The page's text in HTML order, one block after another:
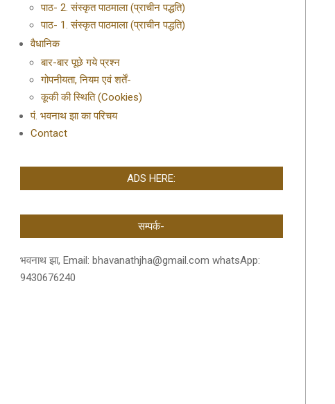
पाठ- 2. संस्कृत पाठमाला (प्राचीन पद्धति)
पाठ- 1. संस्कृत पाठमाला (प्राचीन पद्धति)
वैधानिक
बार-बार पूछे गये प्रश्न
गोपनीयता, नियम एवं शर्तें-
कूकी की स्थिति (Cookies)
पं. भवनाथ झा का परिचय
Contact
ADS HERE:
सम्पर्क-
भवनाथ झा, Email: bhavanathjha@gmail.com whatsApp:
9430676240